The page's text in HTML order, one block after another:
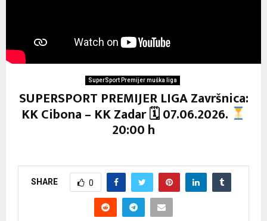
SuperSport Premijer muška liga
SUPERSPORT PREMIJER LIGA Završnica:
KK Cibona – KK Zadar 🗓 07.06.2026.
20:00 h
SHARE 0